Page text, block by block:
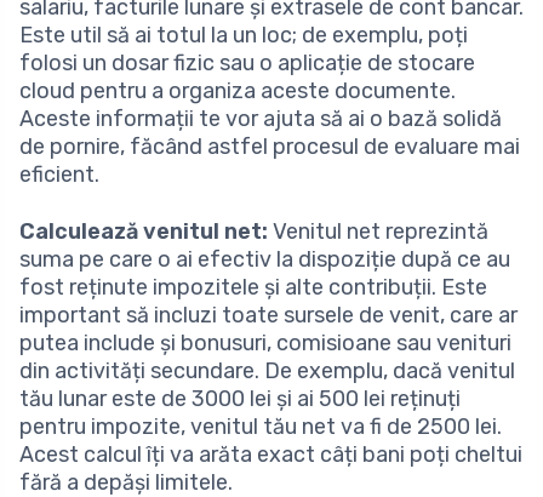
salariu, facturile lunare și extrasele de cont bancar.
Este util să ai totul la un loc; de exemplu, poți
folosi un dosar fizic sau o aplicație de stocare
cloud pentru a organiza aceste documente.
Aceste informații te vor ajuta să ai o bază solidă
de pornire, făcând astfel procesul de evaluare mai
eficient.
Calculează venitul net: Venitul net reprezintă
suma pe care o ai efectiv la dispoziție după ce au
fost reținute impozitele și alte contribuții. Este
important să incluzi toate sursele de venit, care ar
putea include și bonusuri, comisioane sau venituri
din activități secundare. De exemplu, dacă venitul
tău lunar este de 3000 lei și ai 500 lei reținuți
pentru impozite, venitul tău net va fi de 2500 lei.
Acest calcul îți va arăta exact câți bani poți cheltui
fără a depăși limitele.